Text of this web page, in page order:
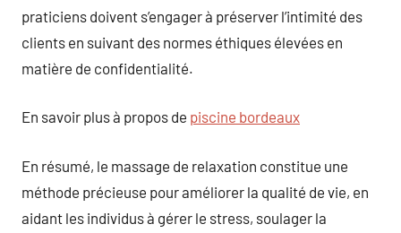
praticiens doivent s’engager à préserver l’intimité des
clients en suivant des normes éthiques élevées en
matière de confidentialité.
En savoir plus à propos de piscine bordeaux
En résumé, le massage de relaxation constitue une
méthode précieuse pour améliorer la qualité de vie, en
aidant les individus à gérer le stress, soulager la